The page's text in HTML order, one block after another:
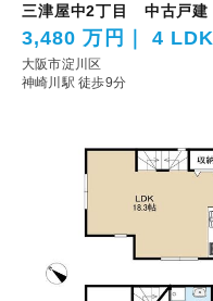
三津屋中2丁目 中古戸建
3,480 万円 4 LDK
大阪市淀川区
神崎川駅 徒歩9分